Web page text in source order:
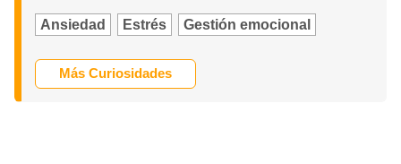
Ansiedad Estrés Gestión emocional
Más Curiosidades